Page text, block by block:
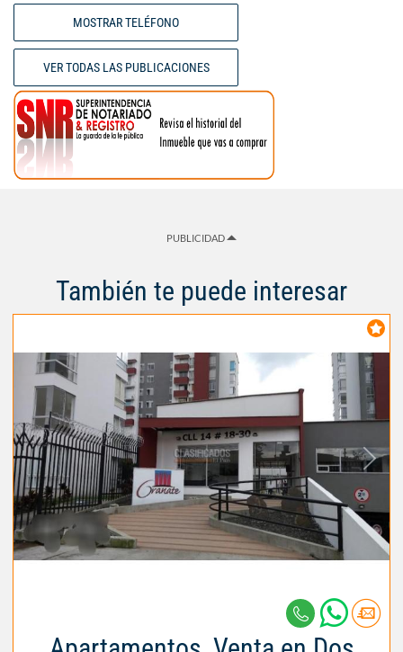
MOSTRAR TELÉFONO
VER TODAS LAS PUBLICACIONES
PUBLICIDAD
También te puede interesar